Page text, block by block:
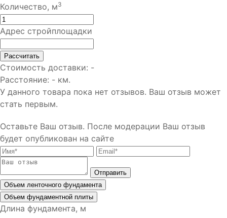
Количество, м3
Адрес стройплощадки
Рассчитать
Стоимость доставки: -
Расстояние: - км.
У данного товара пока нет отзывов. Ваш отзыв может
стать первым.
Оставьте Ваш отзыв. После модерации Ваш отзыв
будет опубликован на сайте
Отправить
Объем ленточного фундамента
Объем фундаментной плиты
Длина фундамента, м